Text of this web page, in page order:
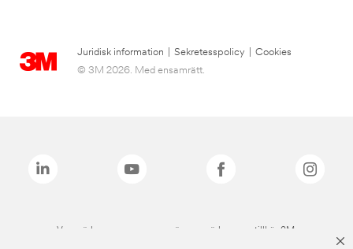
Juridisk information Sekretesspolicy
Cookies
© 3M 2026. Med ensamrätt.
Varumärken som anges ovan är varumärken som tillhör 3M.